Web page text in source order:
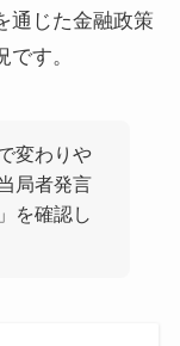
通じた金融政策
す。
変わりや
局者発言
を確認し